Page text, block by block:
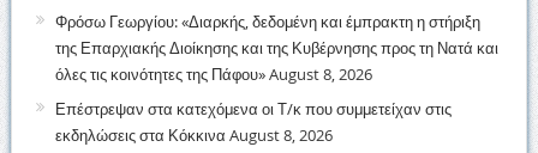
Φρόσω Γεωργίου: «Διαρκής, δεδομένη και έμπρακτη η στήριξη
της Επαρχιακής Διοίκησης και της Κυβέρνησης προς τη Νατά και
όλες τις κοινότητες της Πάφου»August 8, 2026
Επέστρεψαν στα κατεχόμενα οι Τ/κ που συμμετείχαν στις
εκδηλώσεις στα Κόκκινα August 8, 2026